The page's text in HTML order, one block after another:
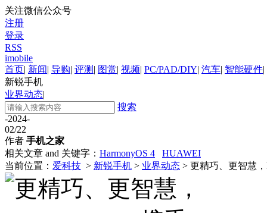
关注微信公众号
注册
登录
RSS
imobile
首页| 新闻| 导购| 评测 | 图赏| 视频| PC/PAD/DIY| 汽车| 智能硬件|
新锐手机
业界动态|
搜索
-2024-
02/22
作者 手机之家
相关文章 and 关键字： HarmonyOS 4
HUAWEI
当前位置： 爱科技 > 新锐手机 > 业界动态 > 更精巧、更智慧